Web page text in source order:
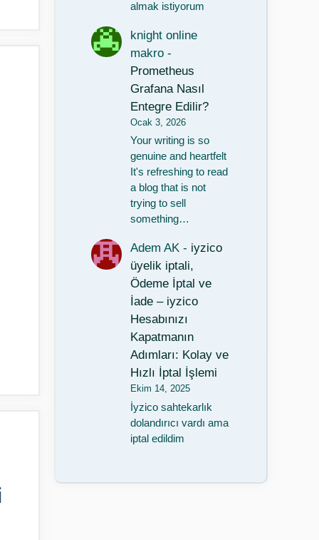
almak istiyorum
knight online
makro -
Prometheus
Grafana Nasıl
Entegre Edilir?
Ocak 3, 2026
Your writing is so
genuine and heartfelt
It's refreshing to read
a blog that is not
trying to sell
something…
Adem AK - iyzico
üyelik iptali,
Ödeme İptal ve
İade – iyzico
Hesabınızı
Kapatmanın
Adımları: Kolay ve
Hızlı İptal İşlemi
Ekim 14, 2025
İyzico sahtekarlık
dolandırıcı vardı ama
iptal edildim